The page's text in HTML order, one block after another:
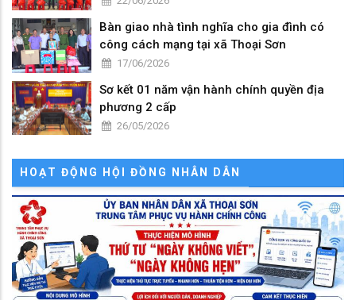
Bàn giao nhà tình nghĩa cho gia đình có
công cách mạng tại xã Thoại Sơn
17/06/2026
Sơ kết 01 năm vận hành chính quyền địa
phương 2 cấp
26/05/2026
HOẠT ĐỘNG HỘI ĐỒNG NHÂN DÂN